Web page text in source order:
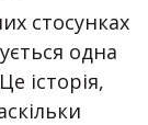
стосунках
одна
історія,